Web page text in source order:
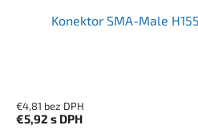
Konektor SMA-Male
€4,81 bez DPH
€5,92 s DPH